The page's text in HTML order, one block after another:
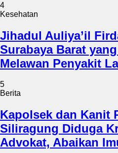
4
Kesehatan
Jihadul Auliya’il
Surabaya Barat
Melawan Penyakit
5
Berita
Kapolsek dan Kanit
Siliragung Diduga
Advokat, Abaikan